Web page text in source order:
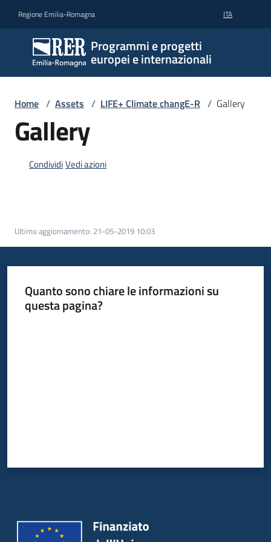
Regione Emilia-Romagna ITA
Programmi e progetti
europei e internazionali
Home / Assets / LIFE+ Climate changE-R / Gallery
Gallery
CondividiVedi azioni
Ultimo aggiornamento: 21-05-2019 10:03
Quanto sono chiare le informazioni su
questa pagina?